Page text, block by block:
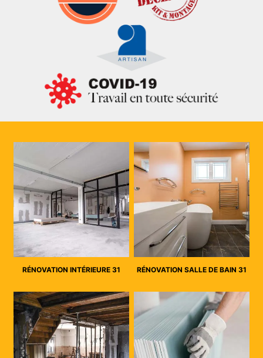
RÉNOVATION INTÉRIEURE 31 RÉNOVATION SALLE DE BAIN 31